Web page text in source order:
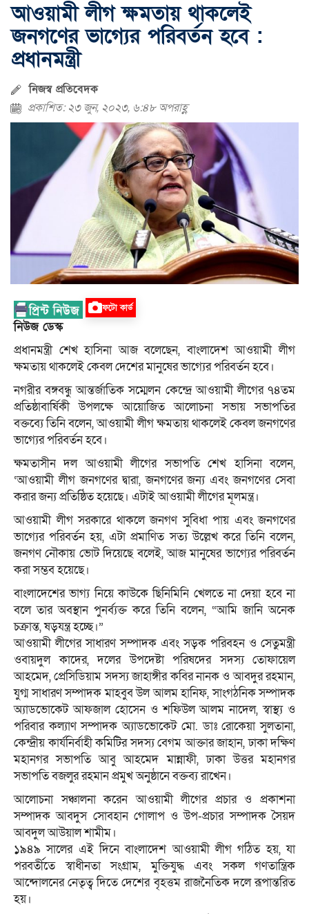
আওয়ামী লীগ ক্ষমতায় থাকলেই
জনগণের ভাগ্যের পরিবর্তন হবে :
প্রধানমন্ত্রী
নিজস্ব প্রতিবেদক
প্রকাশিত: ২৩ জুন, ২০২৩, ৬:৪৮ অপরাহ্ণ
ফটো কার্ড
নিউজ ডেস্ক
প্রধানমন্ত্রী শেখ হাসিনা আজ বলেছেন, বাংলাদেশ আওয়ামী লীগ
ক্ষমতায় থাকলেই কেবল দেশের মানুষের ভাগ্যের পরিবর্তন হবে।
নগরীর বঙ্গবন্ধু আন্তর্জাতিক সম্মেলন কেন্দ্রে আওয়ামী লীগের ৭৪তম
প্রতিষ্ঠাবার্ষিকী উপলক্ষে আয়োজিত আলোচনা সভায় সভাপতির
বক্তব্যে তিনি বলেন, আওয়ামী লীগ ক্ষমতায় থাকলেই কেবল জনগণের
ভাগ্যের পরিবর্তন হবে।
ক্ষমতাসীন দল আওয়ামী লীগের সভাপতি শেখ হাসিনা বলেন,
‘আওয়ামী লীগ জনগণের দ্বারা, জনগণের জন্য এবং জনগণের সেবা
করার জন্য প্রতিষ্ঠিত হয়েছে। এটাই আওয়ামী লীগের মূলমন্ত্র।
আওয়ামী লীগ সরকারে থাকলে জনগণ সুবিধা পায় এবং জনগণের
ভাগ্যের পরিবর্তন হয়, এটা প্রমাণিত সত্য উল্লেখ করে তিনি বলেন,
জনগণ নৌকায় ভোট দিয়েছে বলেই, আজ মানুষের ভাগ্যের পরিবর্তন
করা সম্ভব হয়েছে।
বাংলাদেশের ভাগ্য নিয়ে কাউকে ছিনিমিনি খেলতে না দেয়া হবে না
বলে তার অবস্থান পুনর্ব্যক্ত করে তিনি বলেন, “আমি জানি অনেক
চক্রান্ত, ষড়যন্ত্র হচ্ছে।”
আওয়ামী লীগের সাধারণ সম্পাদক এবং সড়ক পরিবহন ও সেতুমন্ত্রী
ওবায়দুল কাদের, দলের উপদেষ্টা পরিষদের সদস্য তোফায়েল
আহমেদ, প্রেসিডিয়াম সদস্য জাহাঙ্গীর কবির নানক ও আবদুর রহমান,
যুগ্ম সাধারণ সম্পাদক মাহবুব উল আলম হানিফ, সাংগঠনিক সম্পাদক
অ্যাডভোকেট আফজাল হোসেন ও শফিউল আলম নাদেল, স্বাস্থ্য ও
পরিবার কল্যাণ সম্পাদক অ্যাডভোকেট মো. ডাঃ রোকেয়া সুলতানা,
কেন্দ্রীয় কার্যনির্বাহী কমিটির সদস্য বেগম আক্তার জাহান, ঢাকা দক্ষিণ
মহানগর সভাপতি আবু আহমেদ মান্নাফী, ঢাকা উত্তর মহানগর
সভাপতি বজলুর রহমান প্রমুখ অনুষ্ঠানে বক্তব্য রাখেন।
আলোচনা সঞ্চালনা করেন আওয়ামী লীগের প্রচার ও প্রকাশনা
সম্পাদক আবদুস সোবহান গোলাপ ও উপ-প্রচার সম্পাদক সৈয়দ
আবদুল আউয়াল শামীম।
১৯৪৯ সালের এই দিনে বাংলাদেশ আওয়ামী লীগ গঠিত হয়, যা
পরবর্তীতে স্বাধীনতা সংগ্রাম, মুক্তিযুদ্ধ এবং সকল গণতান্ত্রিক
আন্দোলনের নেতৃত্ব দিতে দেশের বৃহত্তম রাজনৈতিক দলে রূপান্তরিত
হয়।